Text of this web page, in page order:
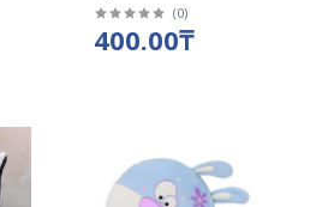
Тигренок (0)
400.00₸